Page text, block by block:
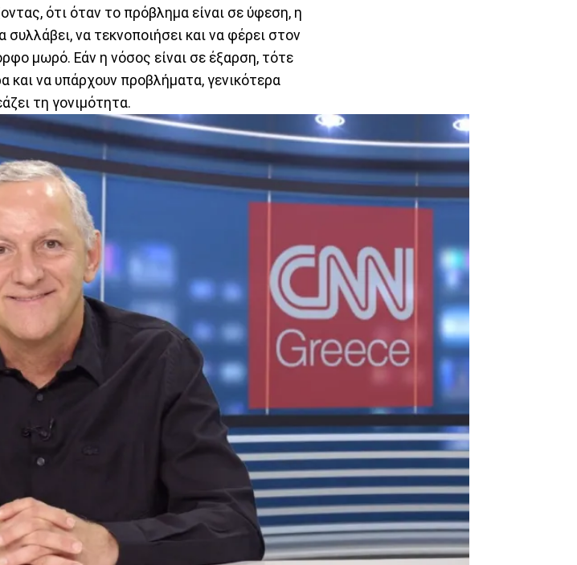
ότι όταν το πρόβλημα είναι σε ύφεση, η
συλλάβει, να τεκνοποιήσει και να φέρει στον
μωρό. Εάν η νόσος είναι σε έξαρση, τότε
και να υπάρχουν προβλήματα, γενικότερα
τη γονιμότητα.